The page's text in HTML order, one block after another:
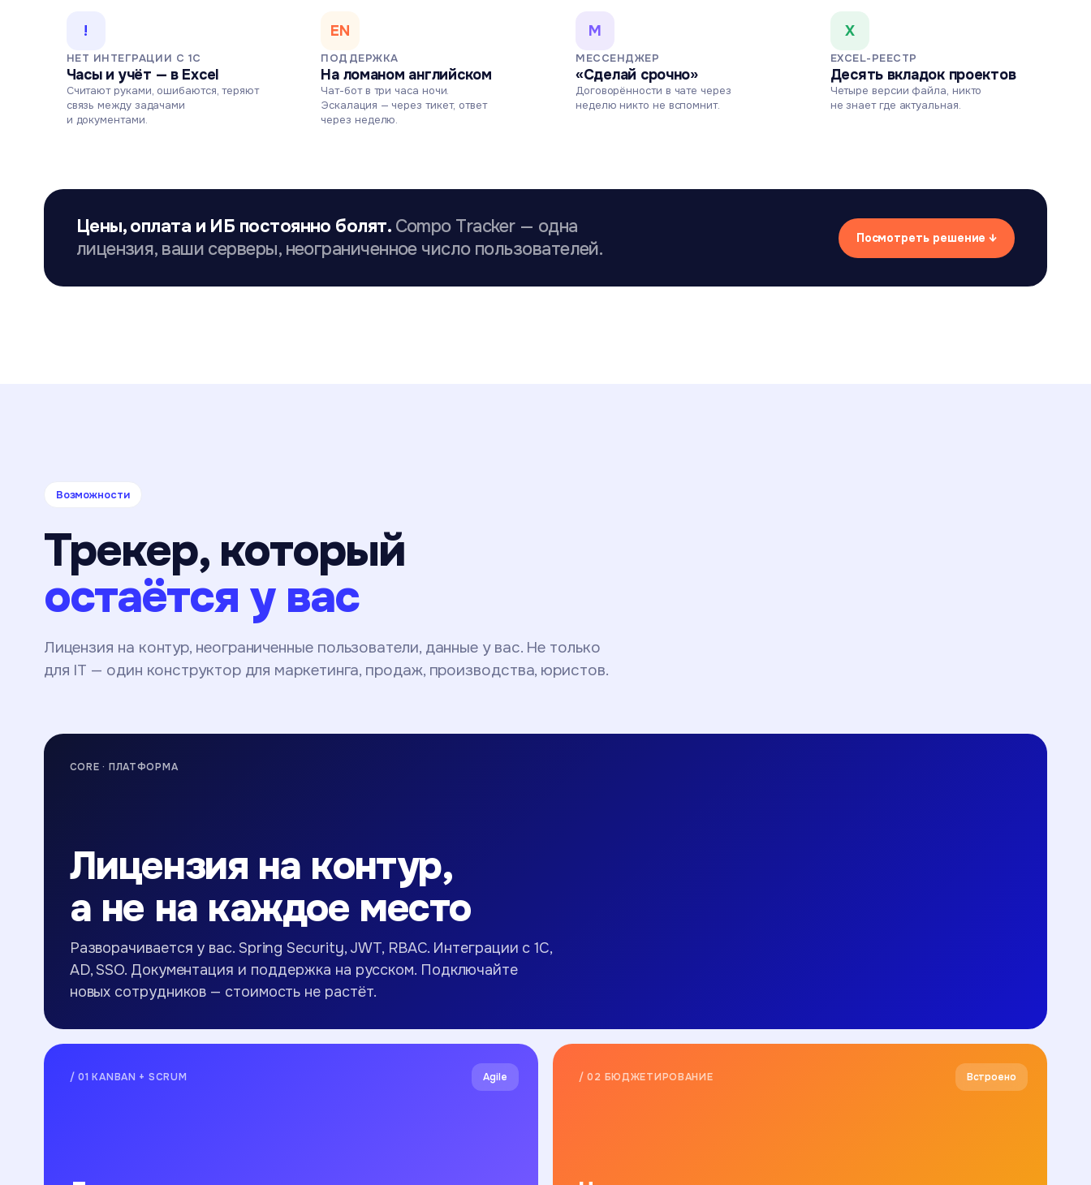
!
НЕТ ИНТЕГРАЦИИ С 1С
Часы и учёт — в Excel
Считают руками, ошибаются, теряют
связь между задачами
и документами.
EN
ПОДДЕРЖКА
На ломаном английском
Чат-бот в три часа ночи.
Эскалация — через тикет, ответ
через неделю.
M
МЕССЕНДЖЕР
«Сделай срочно»
Договорённости в чате через
неделю никто не вспомнит.
X
EXCEL-РЕЕСТР
Десять вкладок проектов
Четыре версии файла, никто
не знает где актуальная.
Цены, оплата и ИБ постоянно болят. Compo Tracker — одна
лицензия, ваши серверы, неограниченное число пользователей.
Посмотреть решение ↓
Возможности
Трекер, который
остаётся у вас
Лицензия на контур, неограниченные пользователи, данные у вас. Не только
для IT — один конструктор для маркетинга, продаж, производства, юристов.
CORE · ПЛАТФОРМА
Лицензия на контур,
а не на каждое место
Разворачивается у вас. Spring Security, JWT, RBAC. Интеграции с 1С,
AD, SSO. Документация и поддержка на русском. Подключайте
новых сотрудников — стоимость не растёт.
/ 01 KANBAN + SCRUM Agile / 02 БЮДЖЕТИРОВАНИЕ Встроено